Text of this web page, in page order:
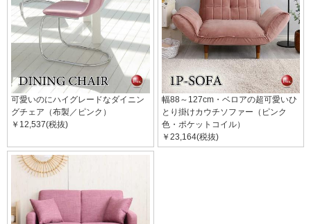
可愛いのにハイグレードなダイニン
グチェア（布製／ピンク）
￥12,537(税抜)
幅88～127cm・ベロアの超可愛いひ
とり掛けカウチソファー（ピンク
色・ポケットコイル）
￥23,164(税抜)